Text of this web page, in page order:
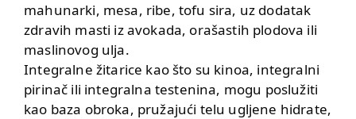
mahunarki, mesa, ribe, tofu sira, uz dodatak
zdravih masti iz avokada, orašastih plodova ili
maslinovog ulja.
Integralne žitarice kao što su kinoa, integralni
pirinač ili integralna testenina, mogu poslužiti
kao baza obroka, pružajući telu ugljene hidrate,